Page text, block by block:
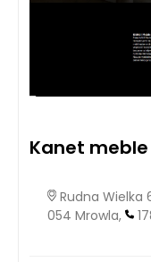
Kanet
Rudna Wielka
054 Mrowla,